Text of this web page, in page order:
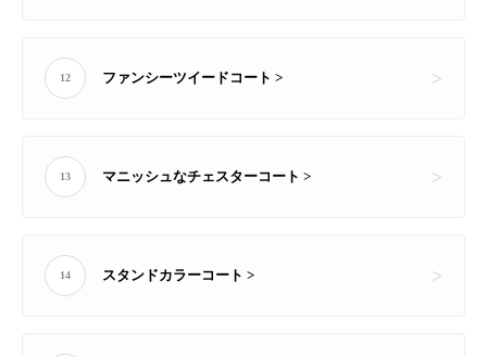
12 ファンシーツイードコート >
13 マニッシュなチェスターコート >
14 スタンドカラーコート >